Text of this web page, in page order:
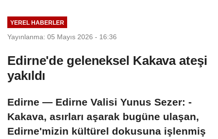
YEREL HABERLER
Yayınlanma: 05 Mayıs 2026 - 16:36
Edirne'de geleneksel Kakava ateşi
yakıldı
Edirne — Edirne Valisi Yunus Sezer: -
Kakava, asırları aşarak bugüne ulaşan,
Edirne'mizin kültürel dokusuna işlenmiş